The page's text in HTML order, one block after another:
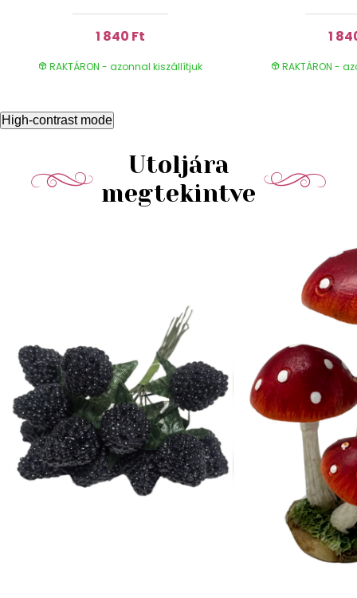
1 840 Ft
RAKTÁRON - azonnal kiszállítjuk
1
RAKTÁRON -
High-contrast mode
Utoljára
megtekintve